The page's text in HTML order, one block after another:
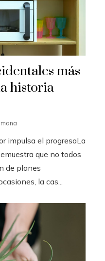
más
historia
impulsa el progresoLa
que no todos
de planes
la cas...